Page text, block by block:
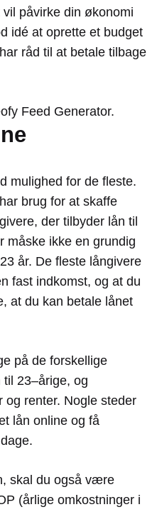
påvirke din økonomi
idé at oprette et budget
råd til at betale tilbage
Feed Generator.
mulighed for de fleste.
brug for at skaffe
der tilbyder lån til
måske ikke en grundig
år. De fleste långivere
fast indkomst, og at du
at du kan betale lånet
på de forskell ige
til 23–årige, og
r og renter. Nogle steder
ån online og få
dage.
, skal du også være
(år lige omkostninger i